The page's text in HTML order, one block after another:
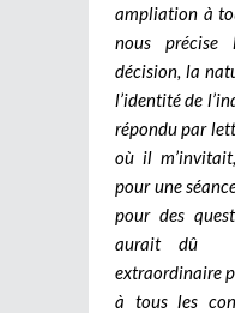
ampliation à
nous précise
décision, la
l’identité de
répondu par
où il
pour une
pour des
aurait dû
extraordinaire
à tous les